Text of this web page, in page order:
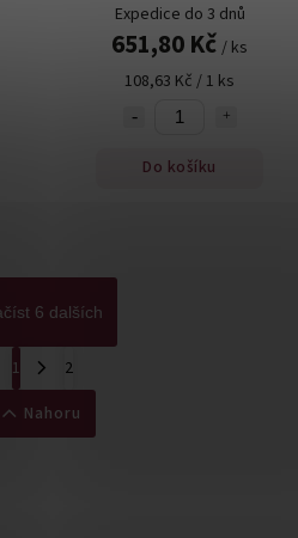
Expedice do 3 dnů
651,80 Kč / ks
108,63 Kč / 1 ks
Do košíku
6 dalších
1
2
Nahoru